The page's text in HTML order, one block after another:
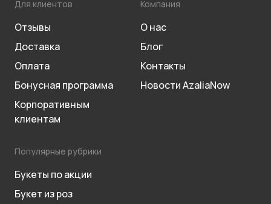
Для клиентов
Отзывы
Доставка
Оплата
Бонусная программа
Корпоративным
клиентам
Компания
О нас
Блог
Контакты
Новости AzaliaNow
Популярные рубрики
Букеты по акции
Букет из роз